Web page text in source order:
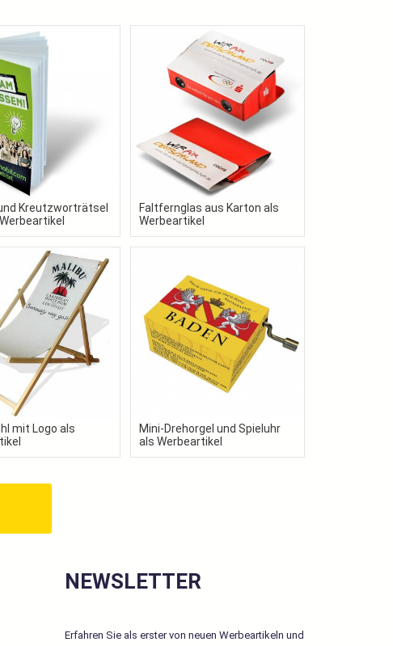
Kreutzworträtsel
Faltfernglas aus Karton als
Werbeartikel
mit Logo als
Mini-Drehorgel und Spieluhr
als Werbeartikel
NEWSLETTER
Erfahren Sie als erster von neuen Werbeartikeln und